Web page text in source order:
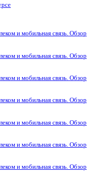
и мобильная связь. Обзор
и мобильная связь. Обзор
и мобильная связь. Обзор
и мобильная связь. Обзор
и мобильная связь. Обзор
и мобильная связь. Обзор
и мобильная связь. Обзор